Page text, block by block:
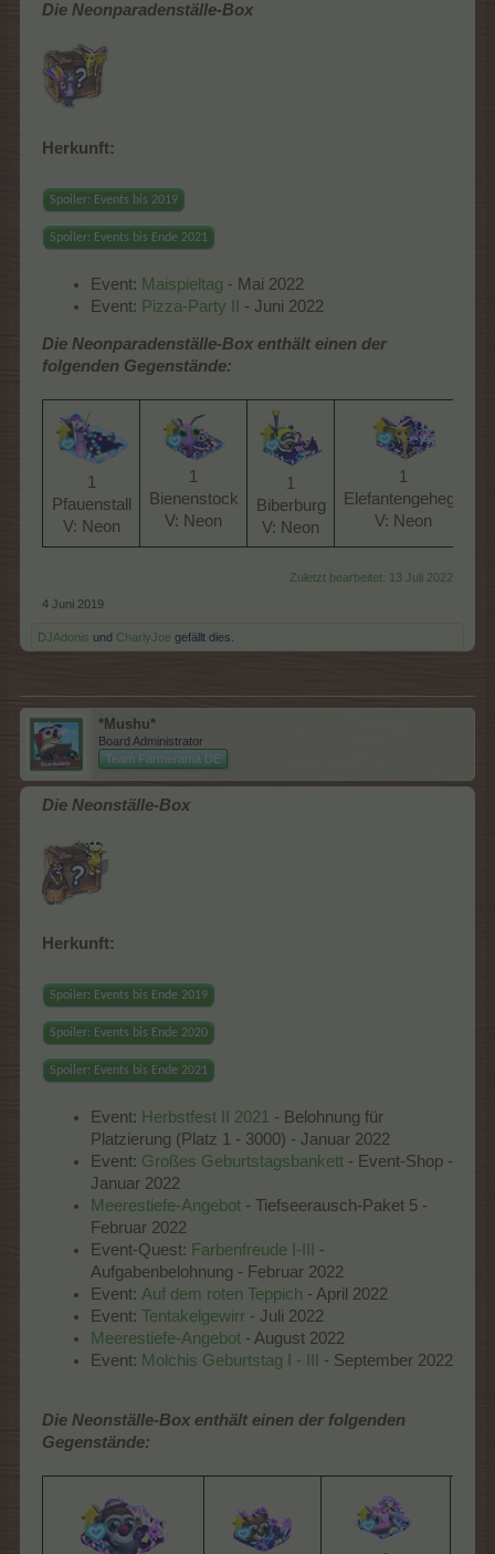
Die Neonparadenställe-Box
Herkunft:
Spoiler: Events bis 2019
Spoiler: Events bis Ende 2021
Event: Maispieltag - Mai 2022
Event: Pizza-Party II - Juni 2022
Die Neonparadenställe-Box enthält einen der
folgenden Gegenstände:
1
Pfauenstall
V: Neon​
1
Bienenstock
V: Neon​
1
Biberburg
V: Neon​
1
Elefantengehege
V: Neon​
Zuletzt bearbeitet: 13 Juli 2022
4 Juni 2019
DJAdonis und CharlyJoe gefällt dies.
*Mushu*
Board Administrator
Team Farmerama DE
Die Neonställe-Box
Herkunft:
Spoiler: Events bis Ende 2019
Spoiler: Events bis Ende 2020
Spoiler: Events bis Ende 2021
Event: Herbstfest II 2021
- Belohnung für
Platzierung (Platz 1 - 3000) - Januar 2022
Event: Großes Geburtstagsbankett - Event-Shop -
Januar 2022
Meerestiefe-Angebot - Tiefseerausch-Paket 5 -
Februar 2022
Event-Quest: Farbenfreude I-III
-
Aufgabenbelohnung - Februar 2022
Event: Auf dem roten Teppich - April 2022
Event: Tentakelgewirr - Juli 2022
Meerestiefe-Angebot - August 2022
Event: Molchis Geburtstag I - III - September 2022
Die Neonställe-Box enthält einen der folgenden
Gegenstände: